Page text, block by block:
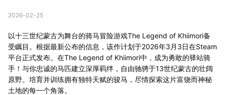
2026-02-25
以十三世纪蒙古为舞台的骑马冒险游戏The Legend of Khiimori备
受瞩目。根据最新公布的信息，该作计划于2026年3月3日在Steam
平台正式发布。在The Legend of Khiimori中，成为勇敢的驿站骑
手！与你忠诚的马匹建立深厚羁绊，自由驰骋于13世纪蒙古的壮阔
原野。培育并训练拥有独特天赋的骏马，尽情探索这片富饶而神秘
土地的每一个角落。